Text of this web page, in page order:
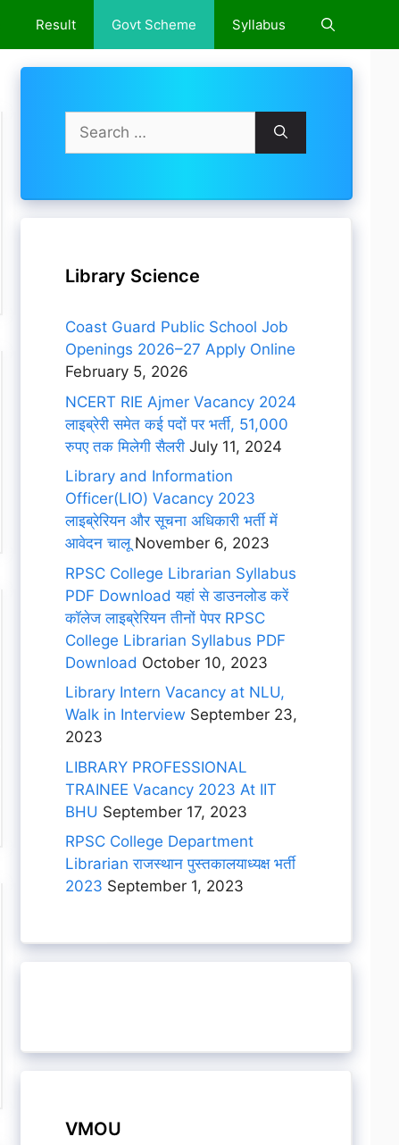
Result Govt Scheme Syllabus
Search
for:
Library Science
Coast Guard Public School Job
Openings 2026–27 Apply Online
February 5, 2026
NCERT RIE Ajmer Vacancy 2024
लाइब्रेरी समेत कई पदों पर भर्ती, 51,000
रुपए तक मिलेगी सैलरी July 11, 2024
Library and Information
Officer(LIO) Vacancy 2023
लाइब्रेरियन और सूचना अधिकारी भर्ती में
आवेदन चालूNovember 6, 2023
RPSC College Librarian Syllabus
PDF Download यहां से डाउनलोड करें
कॉलेज लाइब्रेरियन तीनों पेपर RPSC
College Librarian Syllabus PDF
Download October 10, 2023
Library Intern Vacancy at NLU,
Walk in Interview September 23,
2023
LIBRARY PROFESSIONAL
TRAINEE Vacancy 2023 At IIT
BHU September 17, 2023
RPSC College Department
Librarian राजस्थान पुस्तकालयाध्यक्ष भर्ती
2023 September 1, 2023
VMOU